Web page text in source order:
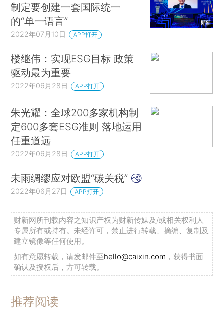
制定要创建一套国际统一
的“单一语言”
2022年07月10日 APP打开
楼继伟：实现ESG目标 政策
驱动最为重要
2022年06月28日 APP打开
朱光耀：全球200多家机构制
定600多套ESG准则 落地运用
任重道远
2022年06月28日 APP打开
未雨绸缪应对欧盟“碳关税”
2022年06月27日 APP打开
财新网所刊载内容之知识产权为财新传媒及/或相关权利人
专属所有或持有。未经许可，禁止进行转载、摘编、复制及
建立镜像等任何使用。
如有意愿转载，请发邮件至hello@caixin.com ，获得书面
确认及授权后，方可转载。
推荐阅读